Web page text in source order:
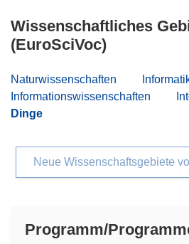
Wissenschaftliches
(EuroSciVoc)
Naturwissenschaften
Informationswissenschaften
Dinge
Neue Wissenschaftsgebiete
Programm/